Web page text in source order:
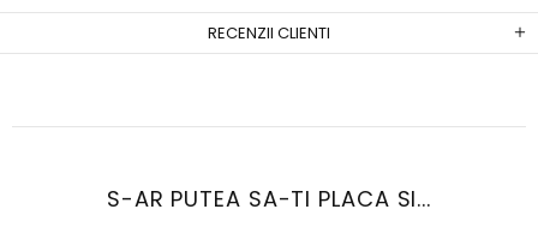
RECENZII CLIENTI
S-AR PUTEA SA-TI PLACA SI...